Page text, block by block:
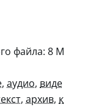
файла: 8 М
, аудио, виде
, архив, к